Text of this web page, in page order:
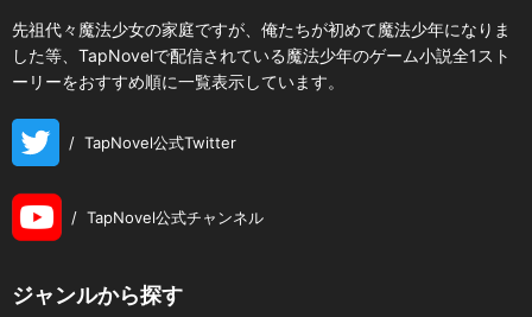
先祖代々魔法少女の家庭ですが、俺たちが初めて魔法少年になりま
した等、TapNovelで配信されている魔法少年のゲーム小説全1スト
ーリーをおすすめ順に一覧表示しています。
/ TapNovel公式Twitter
/ TapNovel公式チャンネル
ジャンルから探す